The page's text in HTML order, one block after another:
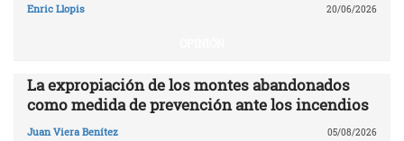
Enric Llopis 20/06/2026
La expropiación de los montes abandonados
como medida de prevención ante los incendios
Juan Viera Benítez 05/08/2026